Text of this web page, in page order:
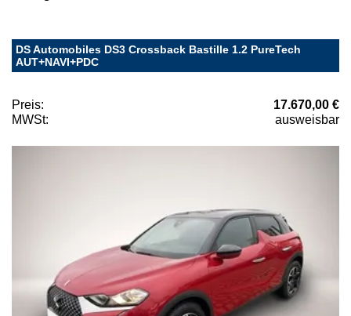
DS Automobiles DS3 Crossback Bastille 1.2 PureTech
AUT+NAVI+PDC
Preis:
17.670,00 €
MWSt:
ausweisbar